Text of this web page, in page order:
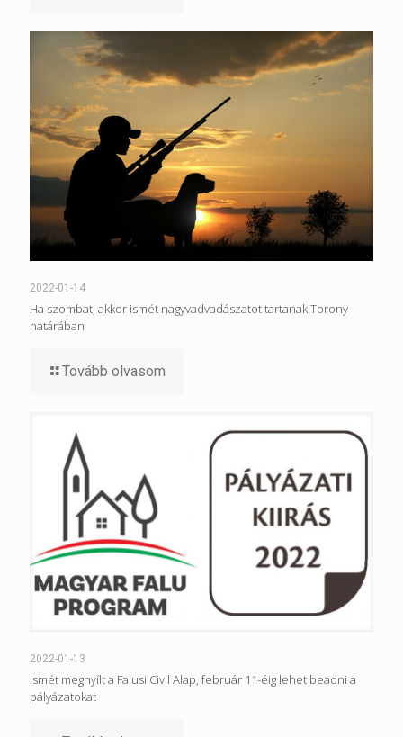
2022-01-14
Ha szombat, akkor ismét nagyvadvadászatot tartanak Torony
határában
Tovább olvasom
2022-01-13
Ismét megnyílt a Falusi Civil Alap, február 11-éig lehet beadni a
pályázatokat